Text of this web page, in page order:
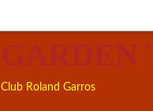
GARDEN
Club Roland Garros